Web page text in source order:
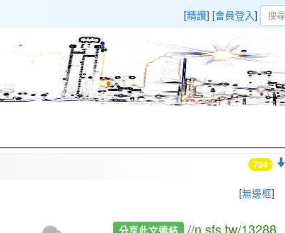
[精讚] [會員登入]
[無邊框]
794
//n.sfs.tw/13288